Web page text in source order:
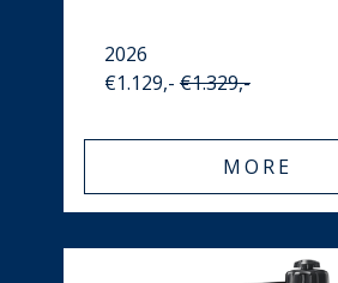
2026
€1.129,- €1.329,-
MORE